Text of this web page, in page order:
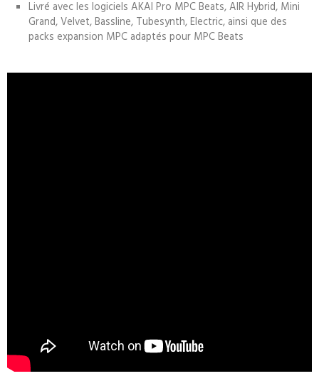
Livré avec les logiciels AKAI Pro MPC Beats, AIR Hybrid, Mini
Grand, Velvet, Bassline, Tubesynth, Electric, ainsi que des
packs expansion MPC adaptés pour MPC Beats